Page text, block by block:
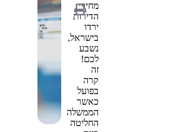
מחירי
הדירות
ירדו
בישראל,
נשבע
לכם!
זה
קרה
בפועל
כאשר
הממשלה
החליטה